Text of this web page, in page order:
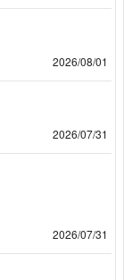
2026/08/01
2026/07/31
2026/07/31